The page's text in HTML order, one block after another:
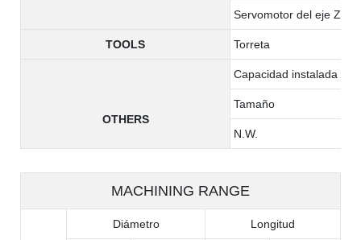
Servomotor del eje Z
TOOLS Torreta
OTHERS
Capacidad instalada
Tamaño
N.W.
MACHINING RANGE
Diámetro Longitud